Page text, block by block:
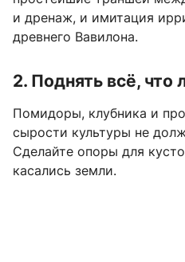
и дренаж, и имитация
древнего Вавилона.
2. Поднять всё, что
Помидоры, клубника и
сырости культуры не
Сделайте опоры для
касались земли.